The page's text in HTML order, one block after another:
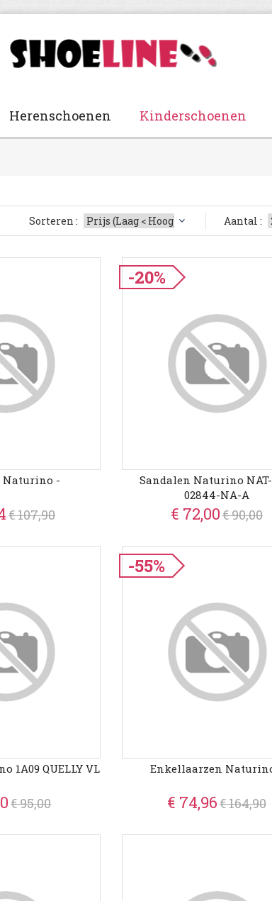
Herenschoenen Kinderschoenen
Sorteren : Aantal :
Naturino -
€ 107,90
-20%
Sandalen Naturino NAT-
02844-NA-A
€ 72,00€ 90,00
1A09 QUELLY VL
€ 95,00
-55%
Enkellaarzen
€ 74,96€ 164,90